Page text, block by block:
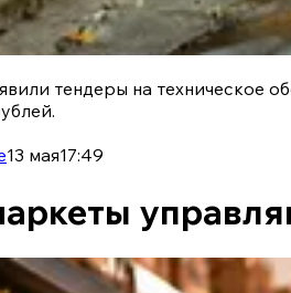
тендеры на техническое
13 мая17:49